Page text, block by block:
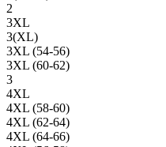
2
3XL
3(XL)
3XL (54-56)
3XL (60-62)
3
4XL
4XL (58-60)
4XL (62-64)
4XL (64-66)